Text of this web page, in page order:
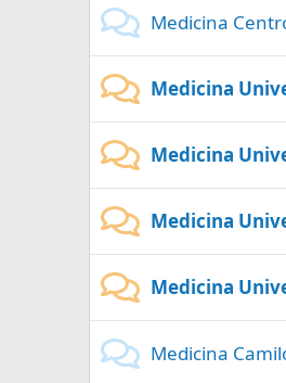
Medicina
Medicina
Medicina
Medicina
Medicina
Medicina